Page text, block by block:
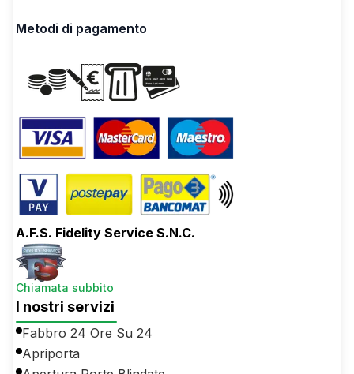
Metodi di pagamento
A.F.S. Fidelity Service S.N.C.
Chiamata subbito
I nostri servizi
Fabbro 24 Ore Su 24
Apriporta